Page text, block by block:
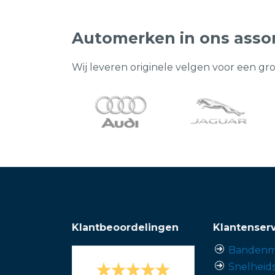
Automerken in ons
Wij leveren originele velgen voor een
Klantbeoordelingen